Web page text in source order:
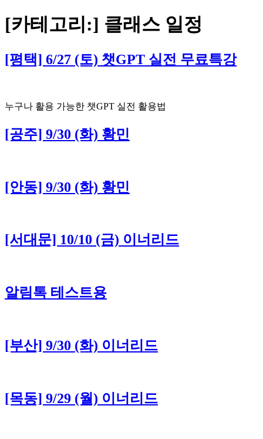
[카테고리:] 클래스 일정
[평택] 6/27 (토) 챗GPT 실전 무료특강
누구나 활용 가능한 챗GPT 실전 활용법
[공주] 9/30 (화) 황민
[안동] 9/30 (화) 황민
[서대문] 10/10 (금) 이너리드
알림톡 테스트용
[부산] 9/30 (화) 이너리드
[목동] 9/29 (월) 이너리드